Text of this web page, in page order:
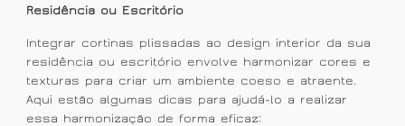
Residência ou Escritório
Integrar cortinas plissadas ao design interior da sua
residência ou escritório envolve harmonizar cores e
texturas para criar um ambiente coeso e atraente.
Aqui estão algumas dicas para ajudá-lo a realizar
essa harmonização de forma eficaz: